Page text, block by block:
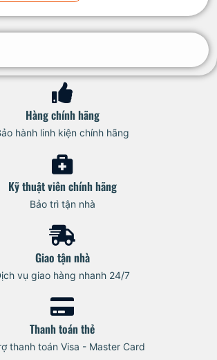
Hàng chính hãng
hành linh kiện chính hãng
Kỹ thuật viên chính hãng
Bảo trì tận nhà
Giao tận nhà
vụ giao hàng nhanh 24/7
Thanh toán thẻ
thanh toán Visa - Master Card